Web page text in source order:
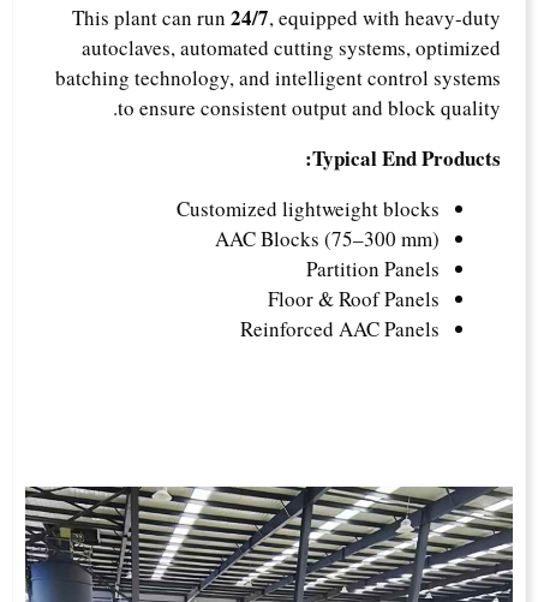
This plant can run24/7, equipped with heavy-duty
autoclaves, automated cutting systems, optimized
batching technology, and intelligent control systems
to ensure consistent output and block quality.
Typical End Products:
Customized lightweight blocks
AAC Blocks (75–300 mm)
Partition Panels
Floor & Roof Panels
Reinforced AAC Panels